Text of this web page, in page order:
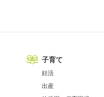
子育て
妊活
出産